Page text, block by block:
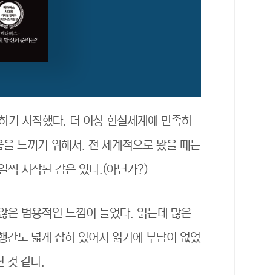
시작했다. 더 이상 현실세계에 만족하
느끼기 위해서. 전 세계적으로 봤을 때는
찍 시작된 감은 있다.(아닌가?)
은 범용적인 느낌이 들었다. 읽는데 많은
도 넓게 잡혀 있어서 읽기에 부담이 없었
것 같다.